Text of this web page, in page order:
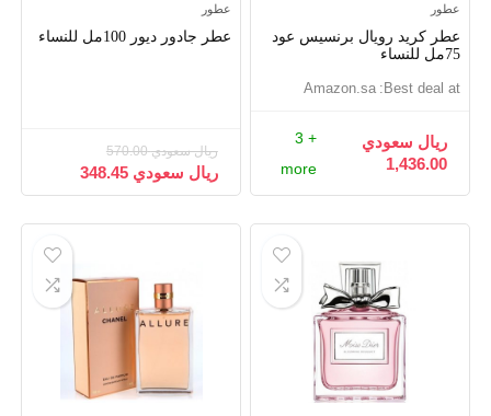
عطور
عطر كريد رويال برنسيس عود
75مل للنساء
Best deal at:
amazon.sa
ريال سعودي
1,436.00
+ 3
more
عطور
عطر جادور ديور 100مل للنساء
ريال سعودي570.00
ريال سعودي 348.45